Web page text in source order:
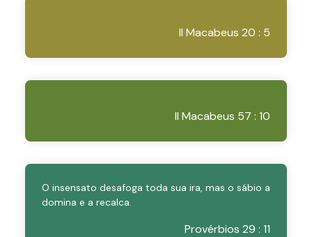
II Macabeus 20 : 5
II Macabeus 57 : 10
O insensato desafoga toda sua ira, mas o sábio a
domina e a recalca.
Provérbios 29 : 11